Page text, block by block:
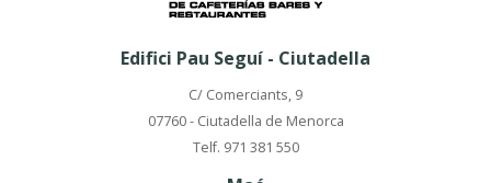
Edifici Pau Seguí - Ciutadella
C/ Comerciants, 9
07760 - Ciutadella de Menorca
Telf. 971 381 550